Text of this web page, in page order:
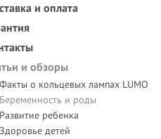
и оплата
и обзоры
Факты о кольцевых лампах LUMO
Беременность и роды
Развитие ребенка
Здоровье детей